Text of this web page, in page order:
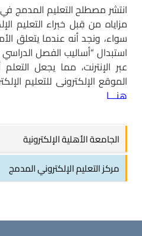
انتشر مصطلح التعليم المدمج
مزاياه من قِبل خبراء التعليم
سواء، ونجد أنه عندما يتعلق
استبدال “أساليب الفصل
عبر الإنترنت، مما يجعل
الموقع الإلكترونى للتعليم
هنـــا
الجامعة الأهلية الإلكترونية
مركز التعليم الإلكتروني المدمج